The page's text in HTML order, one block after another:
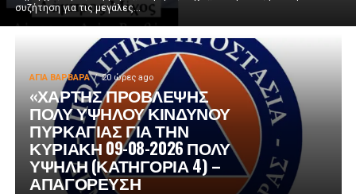
συζήτηση για τις μεγάλες...
ΑΓΙΑ ΒΑΡΒΑΡΑ 20 ώρες ago
«ΧΑΡΤΗΣ ΠΡΟΒΛΕΨΗΣ
ΠΟΛΥ ΥΨΗΛΟΥ ΚΙΝΔΥΝΟΥ
ΠΥΡΚΑΓΙΑΣ ΓΙΑ ΤΗΝ
ΚΥΡΙΑΚΗ 09-08-2026 ΠΟΛΥ
ΥΨΗΛΗ (ΚΑΤΗΓΟΡΙΑ 4) –
ΑΠΑΓΟΡΕΥΣΗ